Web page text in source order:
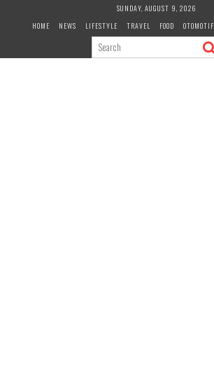
SUNDAY, AUGUST 9, 2026
HOME
NEWS LIFESTYLE TRAVEL FOOD OTOMOTIF